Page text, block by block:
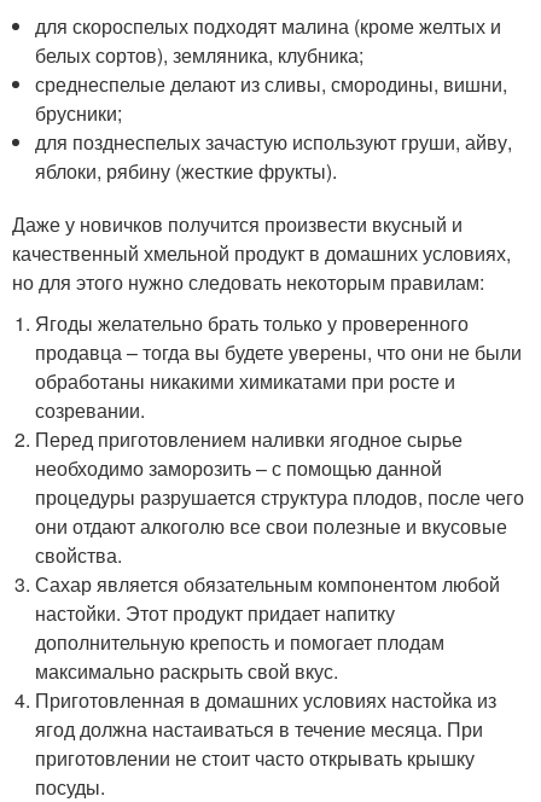
для скороспелых подходят малина (кроме желтых и
белых сортов), земляника, клубника;
среднеспелые делают из сливы, смородины, вишни,
брусники;
для позднеспелых зачастую используют груши, айву,
яблоки, рябину (жесткие фрукты).
Даже у новичков получится произвести вкусный и
качественный хмельной продукт в домашних условиях,
но для этого нужно следовать некоторым правилам:
Ягоды желательно брать только у проверенного
продавца – тогда вы будете уверены, что они не были
обработаны никакими химикатами при росте и
созревании.
Перед приготовлением наливки ягодное сырье
необходимо заморозить – с помощью данной
процедуры разрушается структура плодов, после чего
они отдают алкоголю все свои полезные и вкусовые
свойства.
Сахар является обязательным компонентом любой
настойки. Этот продукт придает напитку
дополнительную крепость и помогает плодам
максимально раскрыть свой вкус.
Приготовленная в домашних условиях настойка из
ягод должна настаиваться в течение месяца. При
приготовлении не стоит часто открывать крышку
посуды.